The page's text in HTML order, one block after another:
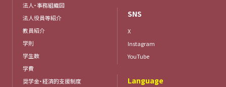
法人・事務組織図
法人役員等紹介
教員紹介
学則
学生数
学費
奨学金・経済的支援制度
SNS
X
Instagram
YouTube
Language